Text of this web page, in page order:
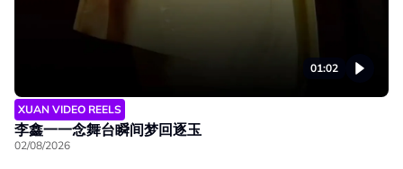
01:02
XUAN VIDEO REELS
李鑫一一念舞台瞬间梦回逐玉
02/08/2026